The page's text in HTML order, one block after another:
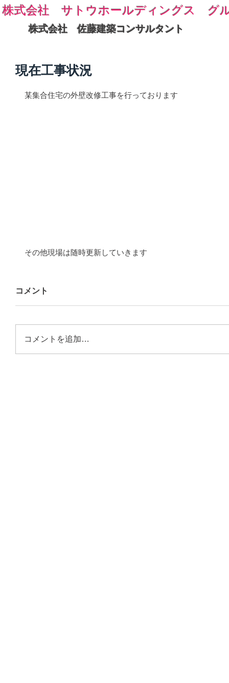
株式会社 サトウホールディングス グ
株式会社 佐藤建築コンサルタント
現在工事状況
某集合住宅の外壁改修工事を行っております
その他現場は随時更新していきます
コメント
コメントを追加…